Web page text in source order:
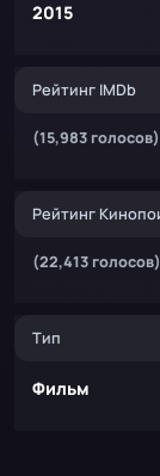
2015
Рейтинг IMDb
(15,983 голосов)
Рейтинг
(22,413 голосов)
Тип
Фильм